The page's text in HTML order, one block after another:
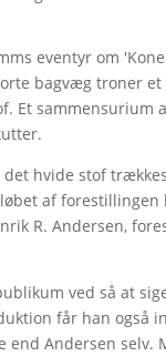
eventyr om
bagvæg troner
Et sammensurium
hvide stof
af
R. Andersen,
ved så at
får han også
Andersen selv.